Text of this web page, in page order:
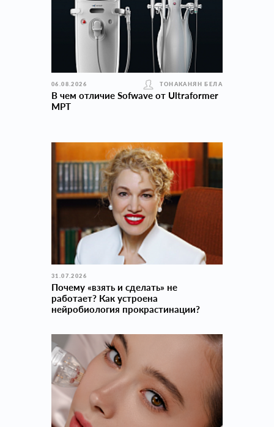
06.08.2026 ТОНАКАНЯН БЕЛА
В чем отличие Sofwave от Ultraformer
MPT
31.07.2026
Почему «взять и сделать» не
работает? Как устроена
нейробиология прокраcтинации?